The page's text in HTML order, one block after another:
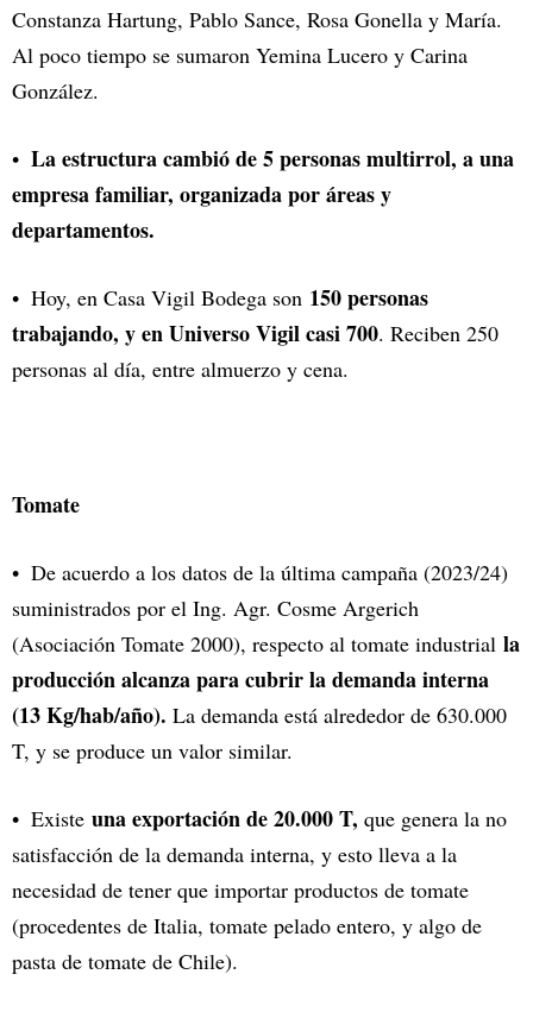
Constanza Hartung, Pablo Sance, Rosa Gonella y María.
Al poco tiempo se sumaron Yemina Lucero y Carina
González.
La estructura cambió de 5 personas multirrol, a una
empresa familiar, organizada por áreas y
departamentos.
Hoy, en Casa Vigil Bodega son 150 personas
trabajando, y en Universo Vigil casi 700. Reciben 250
personas al día, entre almuerzo y cena.
Tomate
De acuerdo a los datos de la última campaña (2023/24)
suministrados por el Ing. Agr. Cosme Argerich
(Asociación Tomate 2000), respecto al tomate industrial la
producción alcanza para cubrir la demanda interna
(13 Kg/hab/año). La demanda está alrededor de 630.000
T, y se produce un valor similar.
Existe una exportación de 20.000 T, que genera la no
satisfacción de la demanda interna, y esto lleva a la
necesidad de tener que importar productos de tomate
(procedentes de Italia, tomate pelado entero, y algo de
pasta de tomate de Chile).